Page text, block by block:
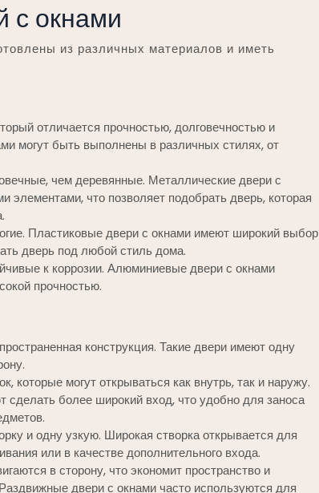
с окнами
из различных материалов и иметь
отличается прочностью, долговечностью и
могут быть выполнены в различных стилях, от
чем деревянные. Металлические двери с
элементами, что позволяет подобрать дверь, которая
Пластиковые двери с окнами имеют широкий выбор
дверь под любой стиль дома.
к коррозии. Алюминиевые двери с окнами
прочностью.
конструкция. Такие двери имеют одну
которые могут открываться как внутрь, так и наружу.
сделать более широкий вход, что удобно для заноса
и одну узкую. Широкая створка открывается для
или в качестве дополнительного входа.
в сторону, что экономит пространство и
двери с окнами часто используются для